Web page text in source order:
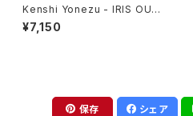
Kenshi Yonezu - IRIS OUT
/ JANE DOE(12")
¥7,150
保存 シェア